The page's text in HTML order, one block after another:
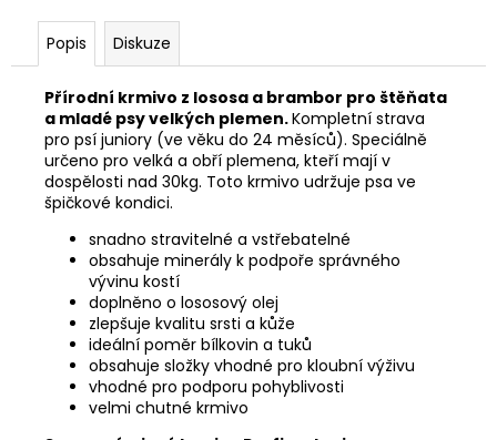
Popis Diskuze
Přírodní krmivo z lososa a brambor pro štěňata
a mladé psy velkých plemen.Kompletní strava
pro psí juniory (ve věku do 24 měsíců). Speciálně
určeno pro velká a obří plemena, kteří mají v
dospělosti nad 30kg. Toto krmivo udržuje psa ve
špičkové kondici.
snadno stravitelné a vstřebatelné
obsahuje minerály k podpoře správného
vývinu kostí
doplněno o lososový olej
zlepšuje kvalitu srsti a kůže
ideální poměr bílkovin a tuků
obsahuje složky vhodné pro kloubní výživu
vhodné pro podporu pohyblivosti
velmi chutné krmivo